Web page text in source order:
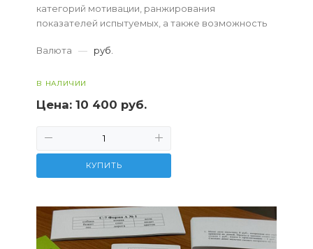
категорий мотивации, ранжирования
показателей испытуемых, а также возможность
Валюта
— руб.
В НАЛИЧИИ
Цена: 10 400 руб.
КУПИТЬ